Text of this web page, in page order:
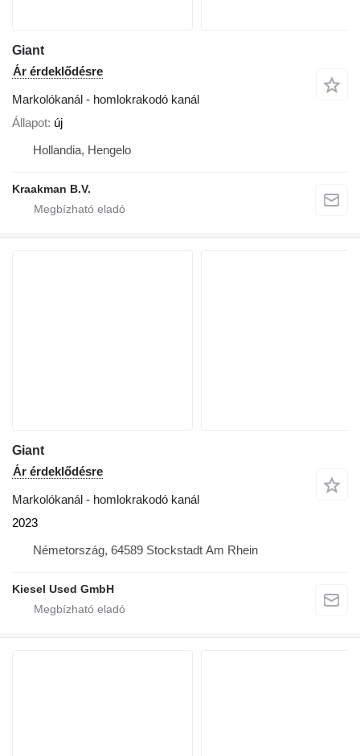
Giant
Ár érdeklődésre
Markolókanál - homlokrakodó kanál
Állapot új
Hollandia, Hengelo
Kraakman B.V.
Giant
Ár érdeklődésre
Markolókanál - homlokrakodó kanál
2023
Németország, 64589 Stockstadt Am Rhein
Kiesel Used GmbH